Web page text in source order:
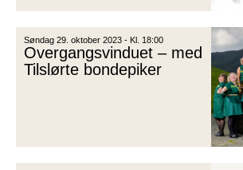
Søndag 29. oktober 2023 - Kl. 18:00
Overgangsvinduet – med
Tilslørte bondepiker